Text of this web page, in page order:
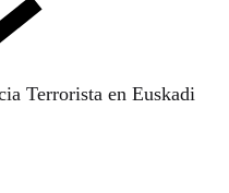
Terrorista en Euskadi